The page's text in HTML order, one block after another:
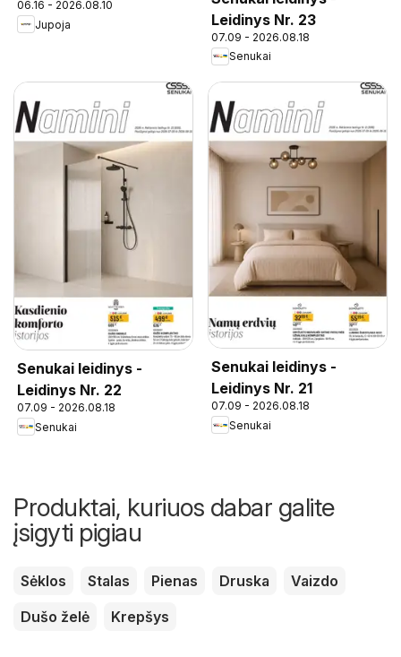
06.16 - 2026.08.10
Jupoja
Leidinys Nr. 23
07.09 - 2026.08.18
Senukai
Senukai leidinys -
Leidinys Nr. 22
07.09 - 2026.08.18
Senukai
Senukai leidinys -
Leidinys Nr. 21
07.09 - 2026.08.18
Senukai
Produktai, kuriuos dabar galite
įsigyti pigiau
Sėklos Stalas Pienas Druska
Vaizdo
Dušo želė
Krepšys